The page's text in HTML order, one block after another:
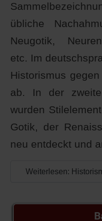
übliche
Neugotik,
etc. Im
Historismus
ab. In der
wurden
Gotik, der
neu entdeckt und
Weiterlesen: